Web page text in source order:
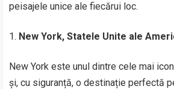
peisajele unice ale fiecărui loc.
New York, Statele Unite ale
New York este unul dintre cele mai
și, cu siguranță, o destinație perfectă